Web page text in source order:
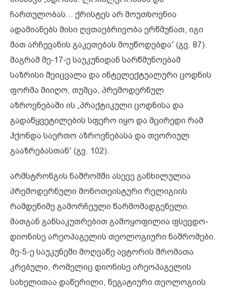
ჩართულობას... ქრისტეს არ მოუთხოვნია
ადამიანებს მისი ღვთაებრივობა ერწმუნათ, იგი
მათ არჩევანის გაკეთებას მოუწოდებდა“ (გვ. 87).
მაგრამ მე-17-ე საუკუნიდან სარწმუნოებამ
საზრისი შეიცვალა და ინტელექტუალური ცოდნის
ფორმა მიიღო, თუმცა, პრემოდერნულ
აზროვნებაში ის „პრაქტიკული ცოდნისა და
გადაწყვეტილების სფერო იყო და მცირედი რამ
ჰქონდა საერთო აზროვნებასა და თეორიულ
გააზრებასთან“ (გვ. 102).
არმსტრონგის ნაშრომში ასევე განხილულია
პრემოდერნული მონოთეისტური რელიგიის
რამდენიმე გამორჩეული წარმომადგენელი.
მათგან განსაკუთრებით გამოყოფილია ფსევდო-
დიონისე არეოპაგელის თეოლოგიური ნაშრომები.
მე-5-ე საუკუნეში მოღვაწე ავტორის შრომათა
კრებული, რომელიც დიონისე არეოპაგელის
სახელითაა დაწერილი, ნეგატიური თეოლოგიის